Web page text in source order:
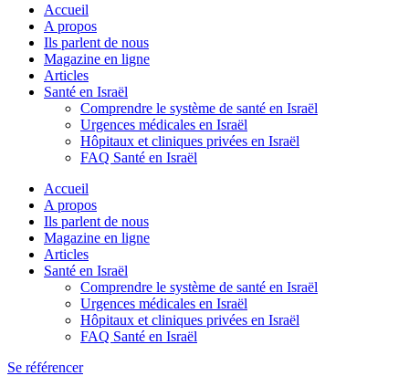
Accueil
A propos
Ils parlent de nous
Magazine en ligne
Articles
Santé en Israël
Comprendre le système de santé en Israël
Urgences médicales en Israël
Hôpitaux et cliniques privées en Israël
FAQ Santé en Israël
Accueil
A propos
Ils parlent de nous
Magazine en ligne
Articles
Santé en Israël
Comprendre le système de santé en Israël
Urgences médicales en Israël
Hôpitaux et cliniques privées en Israël
FAQ Santé en Israël
Se référencer